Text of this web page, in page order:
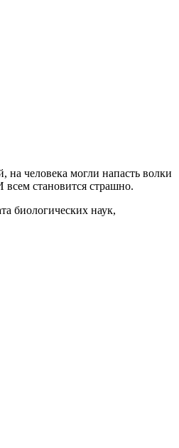
человека могли напасть волки
становится страшно.
биологических наук,